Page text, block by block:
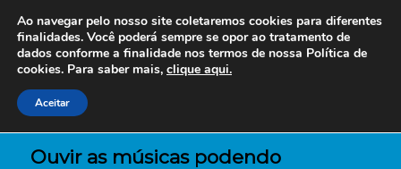
Ouvir as músicas podendo
Ao navegar pelo nosso site coletaremos cookies para diferentes
finalidades. Você poderá sempre se opor ao tratamento de
dados conforme a finalidade nos termos de nossa Política de
cookies. Para saber mais, clique aqui.
Aceitar